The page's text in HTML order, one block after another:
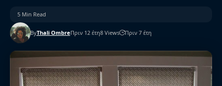
ByThali OmbreΠριν 12 έτη8 Views Πριν 7 έτη
5 Min Read